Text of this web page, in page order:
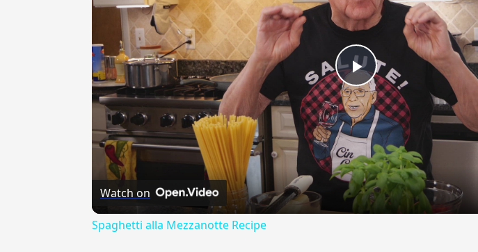
Play
Video
Watch on
Spaghetti alla Mezzanotte Recipe